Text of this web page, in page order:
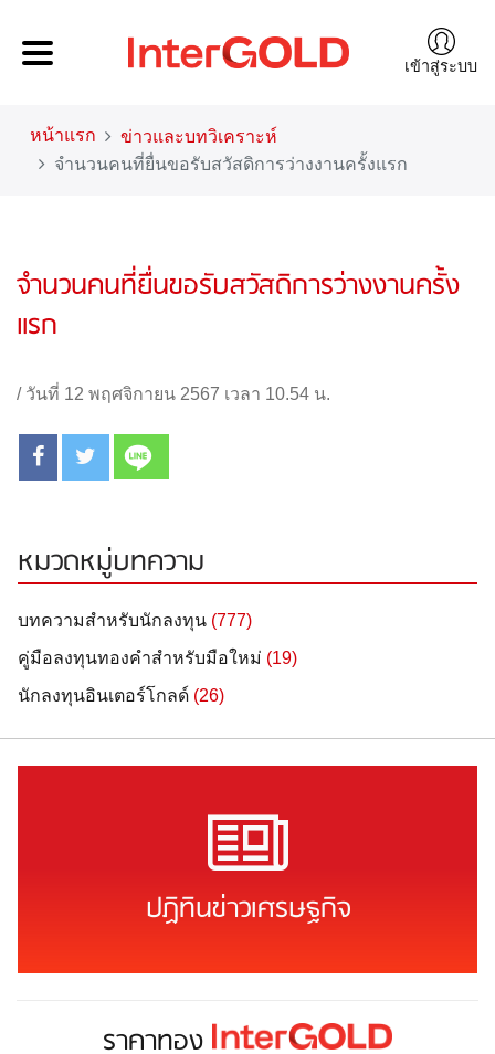
เข้าสู่ระบบ
หน้าแรก
ข่าวและบทวิเคราะห์
จำนวนคนที่ยื่นขอรับสวัสดิการว่างงานครั้งแรก
จำนวนคนที่ยื่นขอรับสวัสดิการว่างงานครั้ง
แรก
/ วันที่ 12 พฤศจิกายน 2567 เวลา 10.54 น.
หมวดหมู่บทความ
บทความสำหรับนักลงทุน (777)
คู่มือลงทุนทองคำสำหรับมือใหม่ (19)
นักลงทุนอินเตอร์โกลด์ (26)
ปฏิทินข่าวเศรษฐกิจ
ราคาทอง